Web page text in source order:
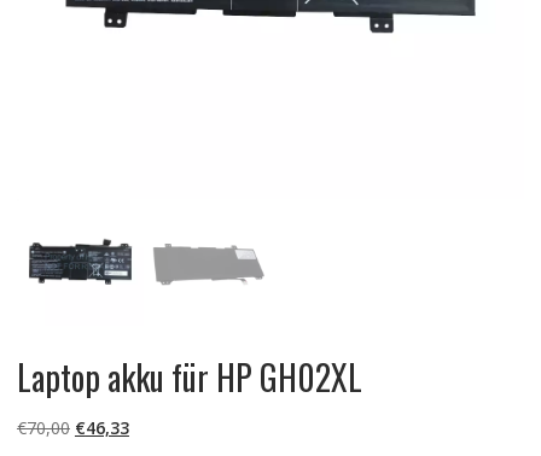
Laptop akku für HP GH02XL
€70,00 Ursprünglicher
€46,33Aktueller